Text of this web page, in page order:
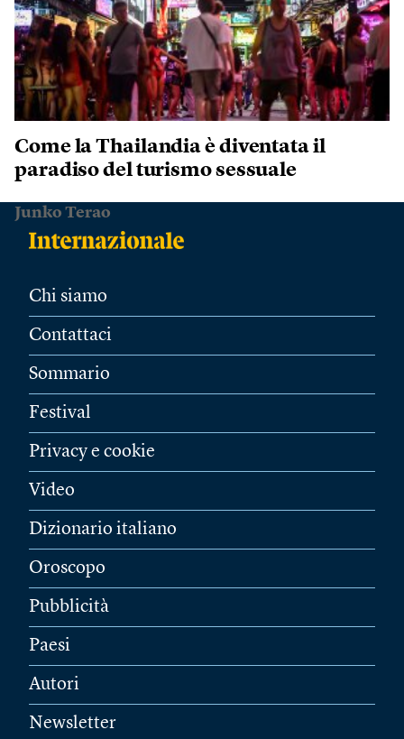
Come la Thailandia è diventata il
paradiso del turismo sessuale
Junko Terao
Chi siamo
Contattaci
Sommario
Festival
Privacy e cookie
Video
Dizionario italiano
Oroscopo
Pubblicità
Paesi
Autori
Newsletter